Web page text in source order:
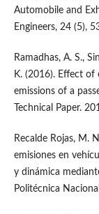
Automobile and
Engineers, 24 (5),
Ramadhas, A. S.,
K. (2016). Effect of
emissions of a
Technical Paper.
Recalde Rojas, M.
emisiones en
y dinámica
Politécnica